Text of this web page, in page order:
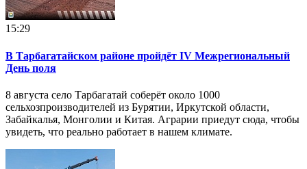
15:29
В Тарбагатайском районе пройдёт IV Межрегиональный
День поля
8 августа село Тарбагатай соберёт около 1000
сельхозпроизводителей из Бурятии, Иркутской области,
Забайкалья, Монголии и Китая. Аграрии приедут сюда, чтобы
увидеть, что реально работает в нашем климате.